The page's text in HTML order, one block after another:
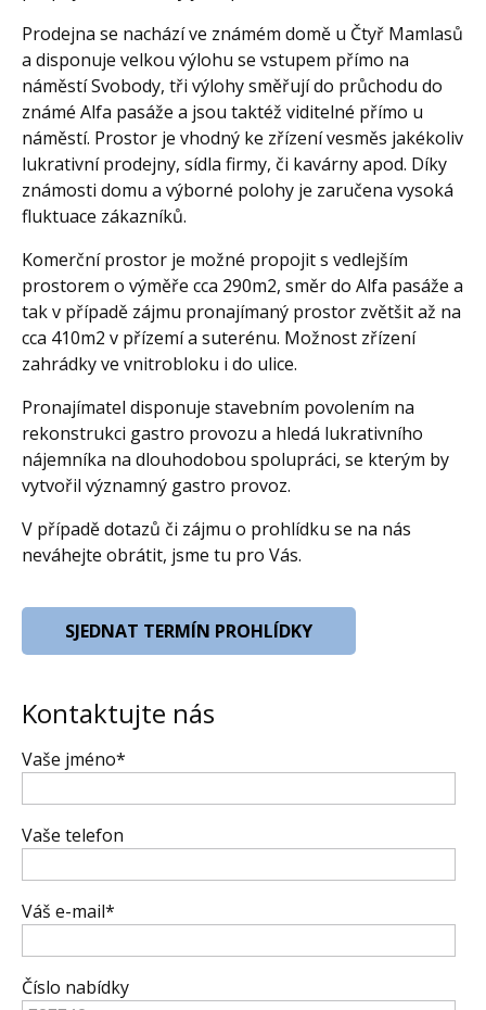
Prodejna se nachází ve známém domě u Čtyř Mamlasů
a disponuje velkou výlohu se vstupem přímo na
náměstí Svobody, tři výlohy směřují do průchodu do
známé Alfa pasáže a jsou taktéž viditelné přímo u
náměstí. Prostor je vhodný ke zřízení vesměs jakékoliv
lukrativní prodejny, sídla firmy, či kavárny apod. Díky
známosti domu a výborné polohy je zaručena vysoká
fluktuace zákazníků.
Komerční prostor je možné propojit s vedlejším
prostorem o výměře cca 290m2, směr do Alfa pasáže a
tak v případě zájmu pronajímaný prostor zvětšit až na
cca 410m2 v přízemí a suterénu. Možnost zřízení
zahrádky ve vnitrobloku i do ulice.
Pronajímatel disponuje stavebním povolením na
rekonstrukci gastro provozu a hledá lukrativního
nájemníka na dlouhodobou spolupráci, se kterým by
vytvořil významný gastro provoz.
V případě dotazů či zájmu o prohlídku se na nás
neváhejte obrátit, jsme tu pro Vás.
SJEDNAT TERMÍN PROHLÍDKY
Kontaktujte nás
Vaše jméno*
Vaše telefon
Váš e-mail*
Číslo nabídky